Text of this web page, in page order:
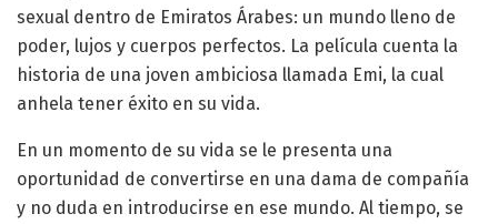
sexual dentro de Emiratos Árabes: un mundo lleno de
poder, lujos y cuerpos perfectos. La película cuenta la
historia de una joven ambiciosa llamada Emi, la cual
anhela tener éxito en su vida.
En un momento de su vida se le presenta una
oportunidad de convertirse en una dama de compañía
y no duda en introducirse en ese mundo. Al tiempo, se